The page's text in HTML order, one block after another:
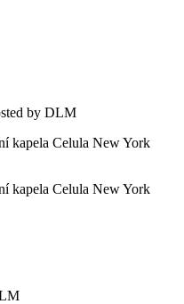
by DLM
kapela Celula New York
kapela Celula New York